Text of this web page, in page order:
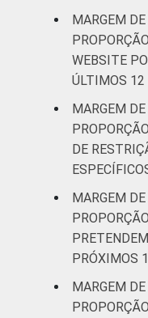
MARGEM
WEBSITE
ÚLTIMOS 12
MARGEM
DE
MARGEM
PRÓXIMOS
MARGEM